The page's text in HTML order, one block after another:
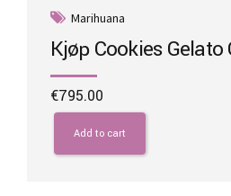
Marihuana
Kjøp Cookies Gelato
€795.00
Add to cart